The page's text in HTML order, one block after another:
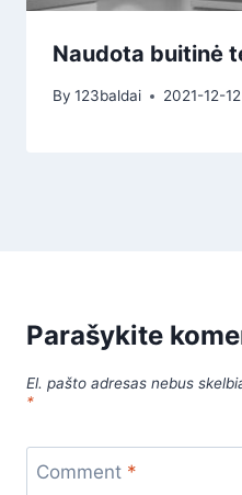
Naudota buitinė
By 123baldai 2021-12-12
Parašykite
El. pašto adresas nebus
*
Comment *